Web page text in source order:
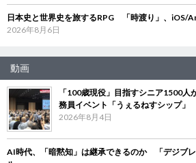
日本史と世界史を旅するRPG 「時渡り」、iOS/
2026年8月6日
動画
「100歳現役」目指すシニア1500
務員イベント「うぇるねすシップ」
2026年8月4日
AI時代、「暗黙知」は継承できるのか 「デジブ